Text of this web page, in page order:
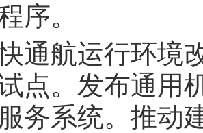
序。
航运行环境改
点。发布通用
务系统。推动